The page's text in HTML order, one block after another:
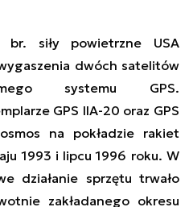
siły powietrzne USA
dwóch satelitów
systemu GPS.
GPS IIA-20 oraz GPS
na pokładzie rakiet
1993 i lipcu 1996 roku.W
działanie sprzętu trwało
zakładanegookresu